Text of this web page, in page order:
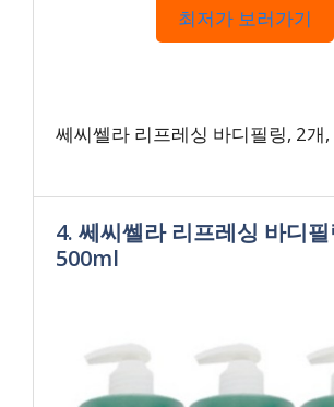
최저가 보러가기
쎄씨쎌라 리프레싱 바디필링, 2개
4. 쎄씨쎌라 리프레싱 바디
500ml